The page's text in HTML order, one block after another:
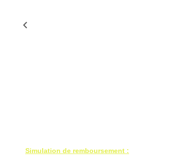
Simulation de remboursement :